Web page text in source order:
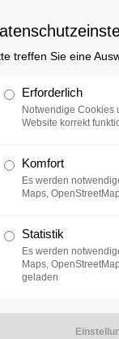
Sammlung
treffen Sie eine
Erforderlich
Notwendige Cookies
Website korrekt
Komfort
Es werden
Maps,
Statistik
Es werden
Maps,
geladen